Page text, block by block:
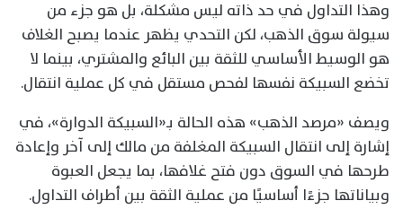
وهذا التداول في حد ذاته ليس مشكلة، بل هو جزء من
سيولة سوق الذهب، لكن التحدي يظهر عندما يصبح الغلاف
هو الوسيط الأساسي للثقة بين البائع والمشتري، بينما لا
تخضع السبيكة نفسها لفحص مستقل في كل عملية انتقال.
ويصف «مرصد الذهب» هذه الحالة بـ«السبيكة الدوارة»، في
إشارة إلى انتقال السبيكة المغلفة من مالك إلى آخر وإعادة
طرحها في السوق دون فتح غلافها، بما يجعل العبوة
وبياناتها جزءًا أساسيًا من عملية الثقة بين أطراف التداول.